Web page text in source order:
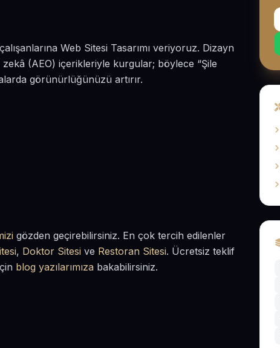
Web Sitesi Tasarımı veriyoruz. Dizayn
(AEO) içerikleriyle kurgular; böylece “Şile
görünürlüğünüzü artırır.
gözden geçirebilirsiniz. En çok tercih edilenler
, Doktor Sitesi ve Restoran Sitesi. Ücretsiz teklif
blog yazılarımıza bakabilirsiniz.